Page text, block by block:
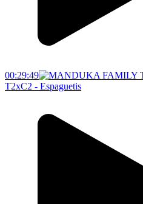
00:29:49
T2xC2 - Espaguetis